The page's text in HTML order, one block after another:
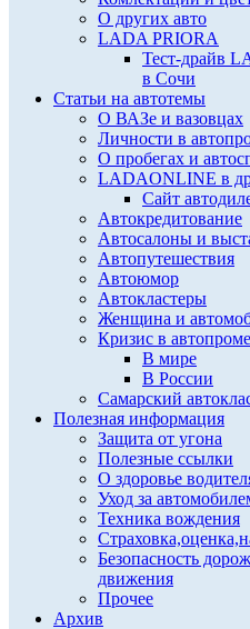
О других авто
LADA PRIORA
Тест-драйв
в Сочи
Статьи на автотемы
О ВАЗе и вазовцах
Личности в
О пробегах и
LADAONLINE в
Сайт
Автокредитование
Автосалоны и
Автопутешествия
Автоюмор
Автокластеры
Женщина и
Кризис в
В мире
В России
Самарский
Полезная информация
Защита от угона
Полезные ссылки
О здоровье
Уход за
Техника вождения
Безопасность
движения
Прочее
Архив